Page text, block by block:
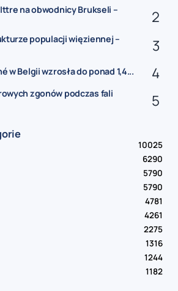
na obwodnicy Brukseli –
populacji więziennej –
w Belgii wzrosła do ponad 1,4...
zgonów podczas fali
10025
6290
5790
5790
4781
4261
2275
1316
1244
1182